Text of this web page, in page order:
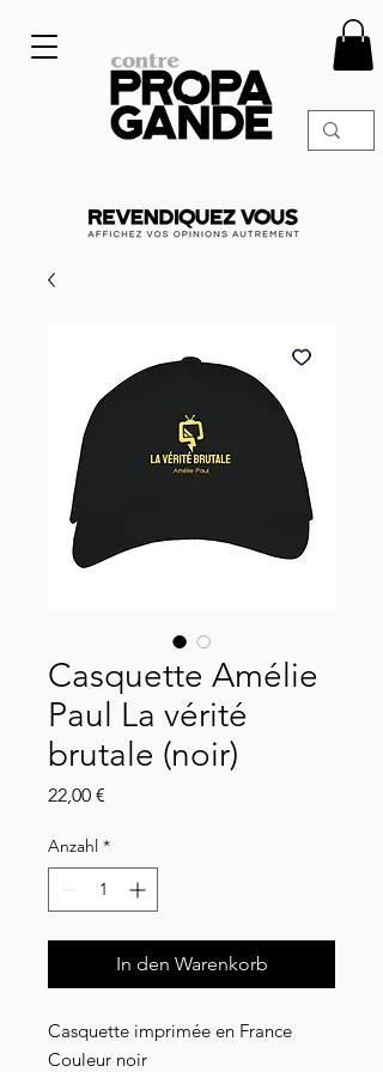
Casquette Amélie
Paul La vérité
brutale (noir)
22,00 €
Anzahl *
In den Warenkorb
Casquette imprimée en France
Couleur noir